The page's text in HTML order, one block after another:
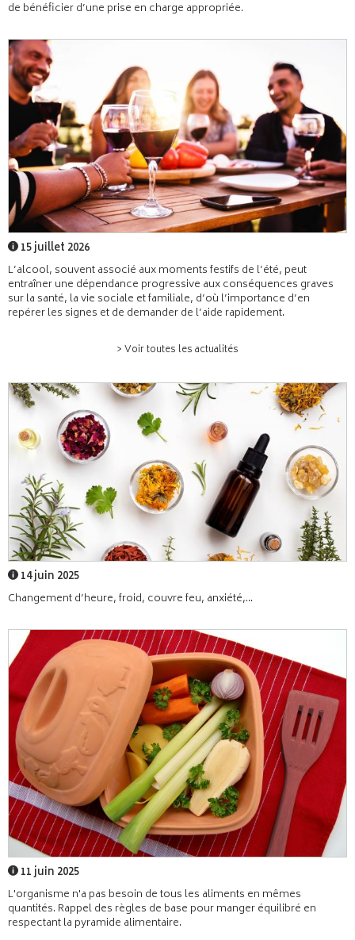
de bénéficier d’une prise en charge appropriée.
15 juillet 2026
L’alcool, souvent associé aux moments festifs de l’été, peut
entraîner une dépendance progressive aux conséquences graves
sur la santé, la vie sociale et familiale, d’où l’importance d’en
repérer les signes et de demander de l’aide rapidement.
> Voir toutes les actualités
14 juin 2025
Changement d’heure, froid, couvre feu, anxiété,...
11 juin 2025
L'organisme n'a pas besoin de tous les aliments en mêmes
quantités. Rappel des règles de base pour manger équilibré en
respectant la pyramide alimentaire.